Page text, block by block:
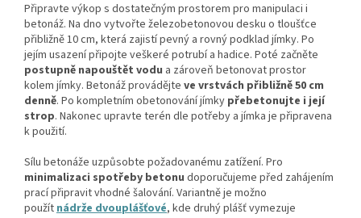
Připravte výkop s dostatečným prostorem pro manipulaci i
betonáž. Na dno vytvořte železobetonovou desku o tloušťce
přibližně 10 cm, která zajistí pevný a rovný podklad jímky. Po
jejím usazení připojte veškeré potrubí a hadice. Poté začněte
postupně napouštět vodu a zároveň betonovat prostor
kolem jímky. Betonáž provádějte ve vrstvách přibližně 50 cm
denně. Po kompletním obetonování jímky přebetonujte i její
strop. Nakonec upravte terén dle potřeby a jímka je připravena
k použití.
Sílu betonáže uzpůsobte požadovanému zatížení. Pro
minimalizaci spotřeby betonu doporučujeme před zahájením
prací připravit vhodné šalování. Variantně je možno
použítnádrže dvouplášťové, kde druhý plášť vymezuje